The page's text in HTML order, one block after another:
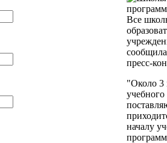
Все
пресс-
"Около 3
началу